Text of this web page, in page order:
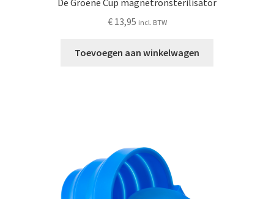
De Groene Cup magnetronsterilisator
€13,95 incl. BTW
Toevoegen aan winkelwagen